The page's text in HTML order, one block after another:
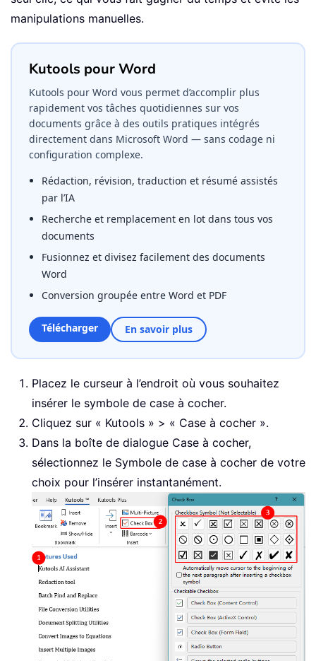
manipulations manuelles.
Kutools pour Word
Kutools pour Word vous permet d’accomplir plus
rapidement vos tâches quotidiennes sur vos
documents grâce à des outils pratiques intégrés
directement dans Microsoft Word — sans codage ni
configuration complexe.
Rédaction, révision, traduction et résumé assistés
par l’IA
Recherche et remplacement en lot dans tous vos
documents
Fusionnez et divisez facilement des documents
Word
Conversion groupée entre Word et PDF
Télécharger En savoir plus
Placez le curseur à l’endroit où vous souhaitez
insérer le symbole de case à cocher.
Cliquez sur « Kutools » > « Case à cocher ».
Dans la boîte de dialogue Case à cocher,
sélectionnez le Symbole de case à cocher de votre
choix pour l’insérer instantanément.